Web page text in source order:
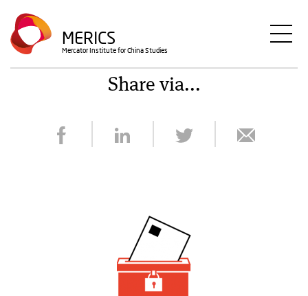
Direkt
zum
Inhalt
MERICS
Mercator Institute for China Studies
Share via...